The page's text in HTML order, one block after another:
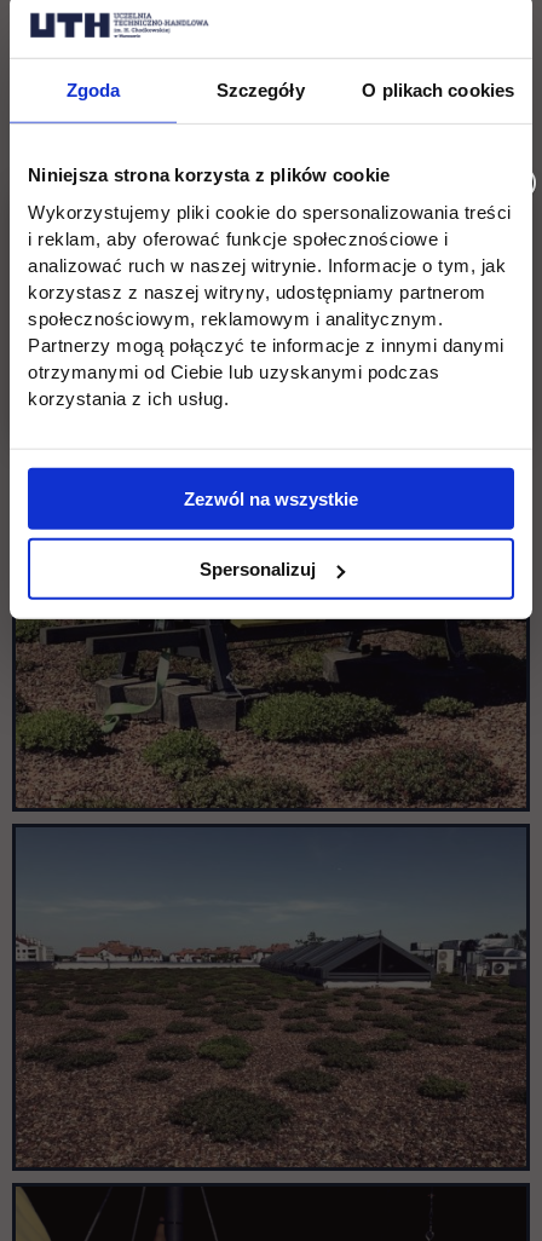
Zgoda Szczegóły O plikach cookies
Niniejsza strona korzysta z plików cookie
Wykorzystujemy pliki cookie do spersonalizowania treści
i reklam, aby oferować funkcje społecznościowe i
analizować ruch w naszej witrynie. Informacje o tym, jak
korzystasz z naszej witryny, udostępniamy partnerom
społecznościowym, reklamowym i analitycznym.
Partnerzy mogą połączyć te informacje z innymi danymi
otrzymanymi od Ciebie lub uzyskanymi podczas
korzystania z ich usług.
Zezwól na wszystkie
Spersonalizuj